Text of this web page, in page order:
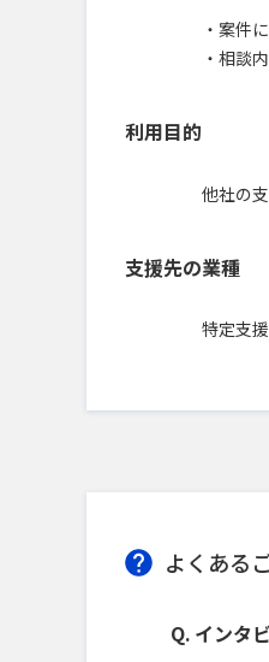
・案件
・相談
利用目的
他社の
支援先の業種
特定支
よくある
インタ